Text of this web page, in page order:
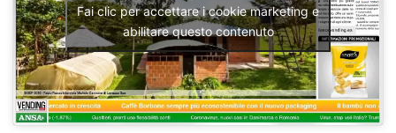
Fai clic per accettare i cookie marketing e
abilitare questo contenuto